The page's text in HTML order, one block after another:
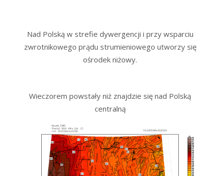
Nad Polską w strefie dywergencji i przy wsparciu
zwrotnikowego prądu strumieniowego utworzy się
ośrodek niżowy.
Wieczorem powstały niż znajdzie się nad Polską
centralną